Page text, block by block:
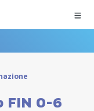
FIN 0-6